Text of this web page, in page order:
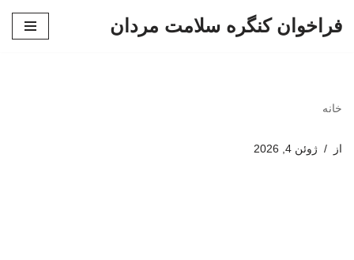
فراخوان کنگره سلامت مردان
خانه
از ژوئن 4, 2026